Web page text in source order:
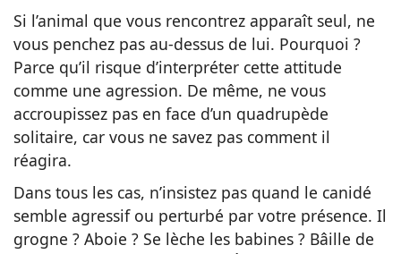
Si l’animal que vous rencontrez apparaît seul, ne
vous penchez pas au-dessus de lui. Pourquoi ?
Parce qu’il risque d’interpréter cette attitude
comme une agression. De même, ne vous
accroupissez pas en face d’un quadrupède
solitaire, car vous ne savez pas comment il
réagira.
Dans tous les cas, n’insistez pas quand le canidé
semble agressif ou perturbé par votre présence. Il
grogne ? Aboie ? Se lèche les babines ? Bâille de